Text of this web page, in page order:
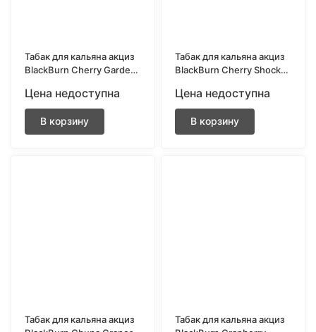
Табак для кальяна акциз
BlackBurn Cherry Garden
Цена недоступна
В корзину
Табак для кальяна акциз
BlackBurn Cherry Shock
Цена недоступна
В корзину
Табак для кальяна акциз
Табак для кальяна акциз